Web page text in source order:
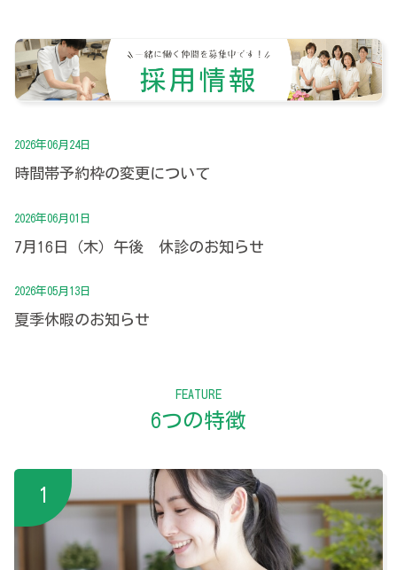
2026年06月24日
時間帯予約枠の変更について
2026年06月01日
7月16日（木）午後 休診のお知らせ
2026年05月13日
夏季休暇のお知らせ
FEATURE
6つの特徴